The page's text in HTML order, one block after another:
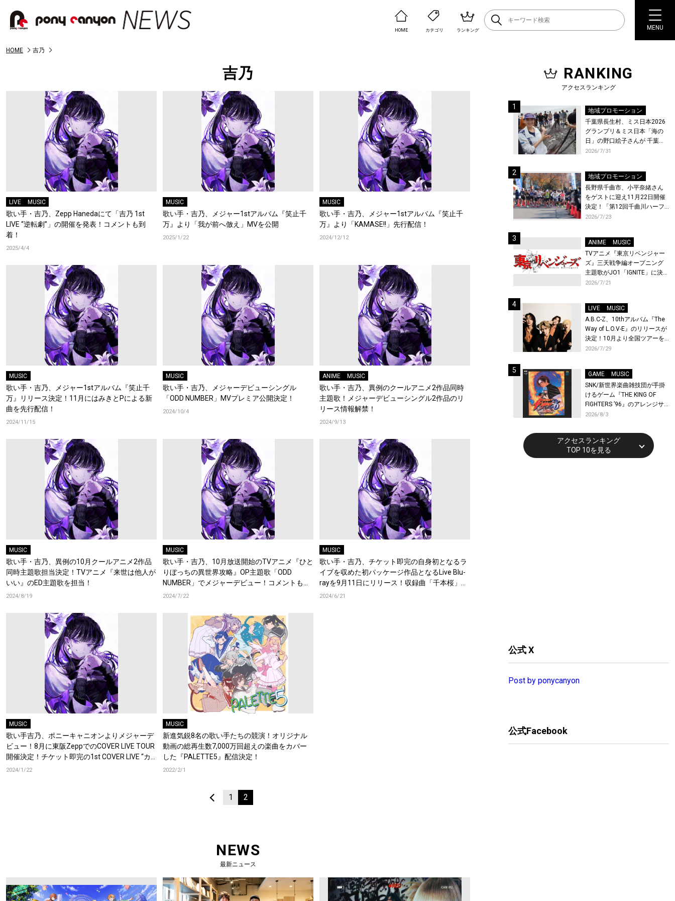
HOME カテゴリ ランキング MENU
HOME 吉乃
吉乃
LIVE MUSIC
歌い手・吉乃、Zepp Hanedaにて「吉乃 1st
LIVE “逆転劇”」の開催を発表！コメントも到
着！
2025/4/4
MUSIC
歌い手・吉乃、メジャー1stアルバム『笑止千
万』より「我が前へ倣え」MVを公開
2025/1/22
MUSIC
歌い手・吉乃、メジャー1stアルバム『笑止千
万』より「KAMASE!!」先行配信！
2024/12/12
MUSIC
歌い手・吉乃、メジャー1stアルバム『笑止千
万』リリース決定！11月にはみきとPによる新
曲を先行配信！
2024/11/15
MUSIC
歌い手・吉乃、メジャーデビューシングル
「ODD NUMBER」MVプレミア公開決定！
2024/10/4
ANIME MUSIC
歌い手・吉乃、異例のクールアニメ2作品同時
主題歌！メジャーデビューシングル2作品のリ
リース情報解禁！
2024/9/13
MUSIC
歌い手・吉乃、異例の10月クールアニメ2作品
同時主題歌担当決定！TVアニメ『来世は他人が
いい』のED主題歌を担当！
2024/8/19
MUSIC
歌い手・吉乃、10月放送開始のTVアニメ『ひと
りぼっちの異世界攻略』OP主題歌「ODD
NUMBER」でメジャーデビュー！コメントも到
着！
2024/7/22
MUSIC
歌い手・吉乃、チケット即完の自身初となるラ
イブを収めた初パッケージ作品となるLive Blu-
rayを9月11日にリリース！収録曲「千本桜」の
ライブ映像をYouTubeに先行公開！
2024/6/21
MUSIC
歌い手吉乃、ポニーキャニオンよりメジャーデ
ビュー！8月に東阪ZeppでのCOVER LIVE TOUR
開催決定！チケット即完の1st COVER LIVE “カ
サブランカ” オフィシャルレポート公開！
2024/1/22
MUSIC
新進気鋭8名の歌い手たちの競演！オリジナル
動画の総再生数7,￼000万回超えの楽曲をカバー
した『PALETTE5』￼配信決定！
2022/2/1
1 2
NEWS
最新ニュース
RANKING
アクセスランキング
地域プロモーション
千葉県長生村、ミス日本2026
グランプリ＆ミス日本「海の
日」の野口絵子さんが 千葉県
唯一の村・長生村で地引網を
2026/7/31
地域プロモーション
長野県千曲市、小平奈緒さん
をゲストに迎え11月22日開催
決定！「第12回千曲川ハーフ
マラソン」エントリー受付開
2026/7/23
ANIME
MUSIC
TVアニメ『東京リベンジャー
ズ』三天戦争編オープニング
主題歌がJO1「IGNITE」に決
定！メンバー全員から喜びと
先行上映会を開催！
2026/7/21
LIVE
MUSIC
A.B.C-Z、10thアルバム『The
Way of L.O.V-E』のリリースが
決定！10月より全国ツアーを
開催！
2026/7/29
GAME
MUSIC
SNK/新世界楽曲雑技団が手掛
けるゲーム『THE KING OF
FIGHTERS ’96』のアレンジサ
ウンドトラックが配信開始！
2026/8/3
アクセスランキング
TOP 10を見る
公式 X
Post by ponycanyon
公式Facebook